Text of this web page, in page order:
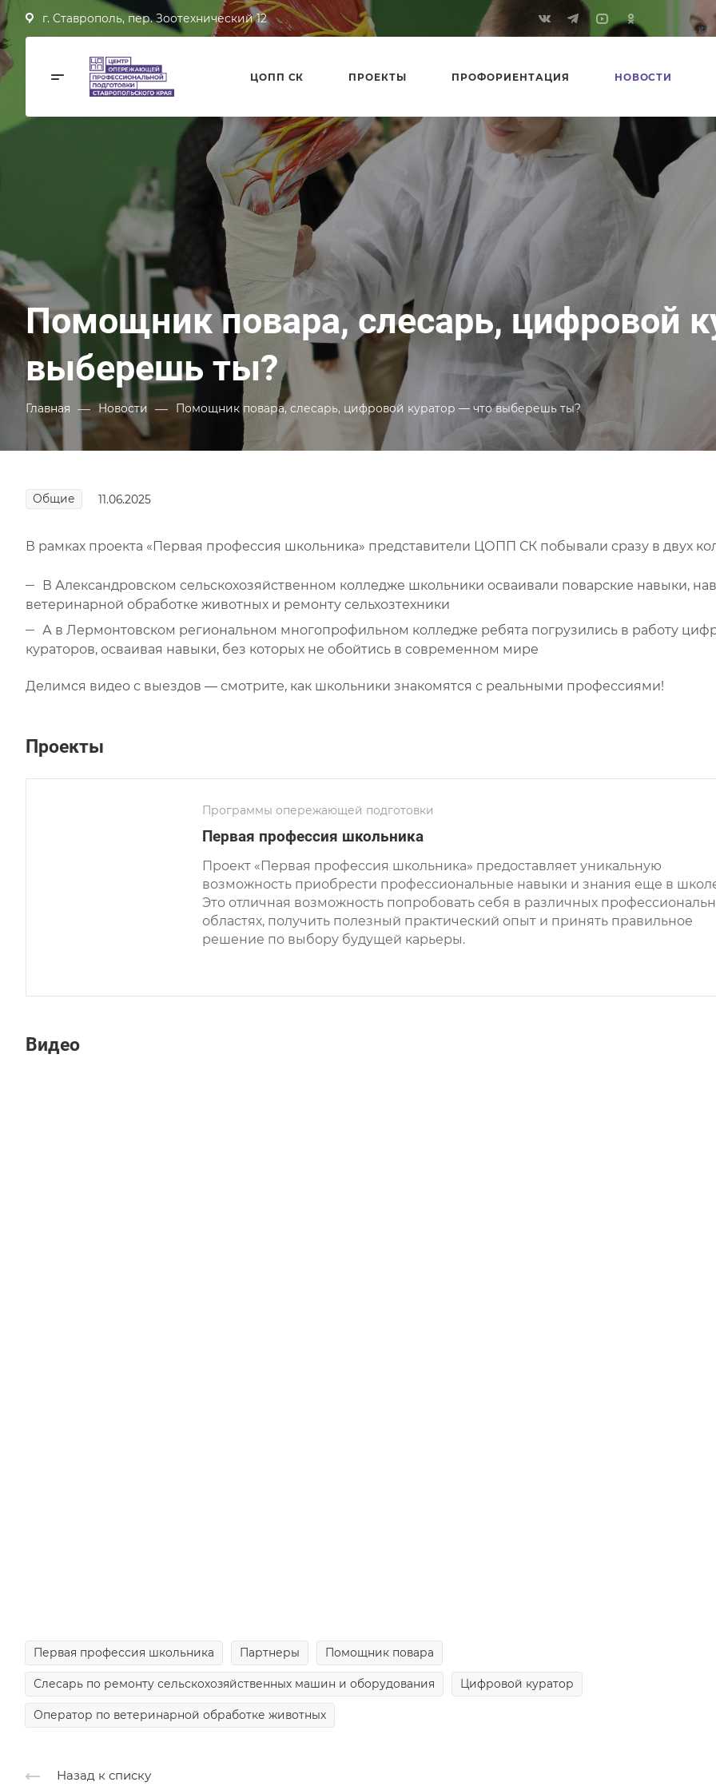
г. Ставрополь, пер. Зоотехнический 12
ЦОПП СК ПРОЕКТЫ ПРОФОРИЕНТАЦИЯ НОВОСТИ
Помощник повара, слесарь, цифровой
выберешь ты?
Главная — Новости — Помощник повара, слесарь, цифровой куратор — что выберешь ты?
Общие 11.06.2025
В рамках проекта «Первая профессия школьника» представители ЦОПП СК побывали сразу в двух
В Александровском сельскохозяйственном колледже школьники осваивали поварские навыки,
ветеринарной обработке животных и ремонту сельхозтехники
А в Лермонтовском региональном многопрофильном колледже ребята погрузились в работу
кураторов, осваивая навыки, без которых не обойтись в современном мире
Делимся видео с выездов — смотрите, как школьники знакомятся с реальными профессиями!
Проекты
Программы опережающей подготовки
Первая профессия школьника
Проект «Первая профессия школьника» предоставляет уникальную
возможность приобрести профессиональные навыки и знания еще в
Это отличная возможность попробовать себя в различных
областях, получить полезный практический опыт и принять правильное
решение по выбору будущей карьеры.
Видео
Первая профессия школьника Партнеры Помощник повара
Слесарь по ремонту сельскохозяйственных машин и оборудования Цифровой куратор
Оператор по ветеринарной обработке животных
Назад к списку